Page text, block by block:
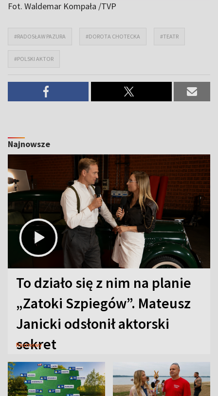
Fot. Waldemar Kompała /TVP
#RADOSŁAW PAZURA #DOROTA CHOTECKA #TEATR
#POLSKI AKTOR
Najnowsze
To działo się z nim na planie
„Zatoki Szpiegów”. Mateusz
Janicki odsłonił aktorski
sekret
Rozmowy